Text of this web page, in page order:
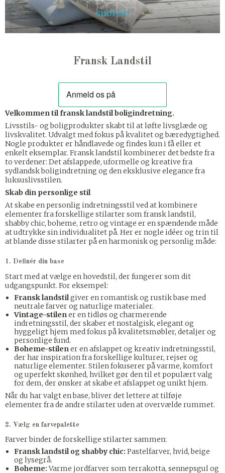
SHOP NU
Fransk Landstil
Velkommen til fransk landstil boligindretning.
Livsstils- og boligprodukter skabt til at løfte livsglæde og
livskvalitet. Udvalgt med fokus på kvalitet og bæredygtighed.
Nogle produkter er håndlavede og findes kun i få eller et
enkelt eksemplar. Fransk landstil kombinerer det bedste fra
to verdener: Det afslappede, uformelle og kreative fra
sydlandsk boligindretning og den eksklusive elegance fra
luksuslivsstilen.
Skab din personlige stil
At skabe en personlig indretningsstil ved at kombinere
elementer fra forskellige stilarter som fransk landstil,
shabby chic, boheme, retro og vintage er en spændende måde
at udtrykke sin individualitet på. Her er nogle idéer og trin til
at blande disse stilarter på en harmonisk og personlig måde:
1. Definér din base
Start med at vælge en hovedstil, der fungerer som dit
udgangspunkt. For eksempel:
Fransk landstilgiver en romantisk og rustik base med
neutrale farver og naturlige materialer.
Vintage-stilener en tidløs og charmerende
indretningsstil, der skaber et nostalgisk, elegant og
hyggeligt hjem med fokus på kvalitetsmøbler, detaljer og
personlige fund.
Boheme-stilener en afslappet og kreativ indretningsstil,
der har inspiration fra forskellige kulturer, rejser og
naturlige elementer. Stilen fokuserer på varme, komfort
og uperfekt skønhed, hvilket gør den til et populært valg
for dem, der ønsker at skabe et afslappet og unikt hjem.
Når du har valgt en base, bliver det lettere at tilføje
elementer fra de andre stilarter uden at overvælde rummet.
2. Vælg en farvepalette
Farver binder de forskellige stilarter sammen:
Fransk landstil og shabby chic: Pastelfarver, hvid, beige
og lysegrå.
Boheme:Varme jordfarver som terrakotta, sennepsgul og